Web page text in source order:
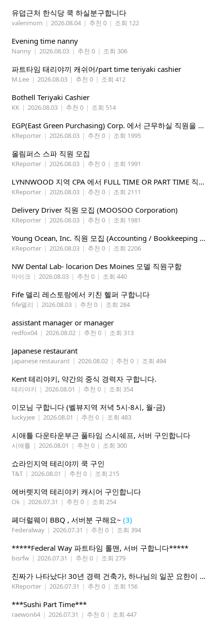
유덥근처 한식당 쿡 하실분구합니다
valenmom | 2026.08.04 | 추천 0 | 조회 122
Evening time nanny
Nanny | 2026.08.03 | 추천 0 | 조회 306
파트타임 태리야끼 캐쉬어/part time teriyaki cashier
M.Lee | 2026.08.03 | 추천 0 | 조회 412
Bothell Teriyaki Cashier
KK | 2026.08.03 | 추천 0 | 조회 514
EGP(East Green Purchasing) Corp. 에서 근무하실 직원을 아래와 같이 모집합니다.
KReporter | 2026.08.03 | 추천 0 | 조회 1995
올림퍼스 스파 직원 모집
KReporter | 2026.08.03 | 추천 0 | 조회 1991
LYNNWOOD 지역 CPA 에서 FULL TIME OR PART TIME 직원을 찾습니다
KReporter | 2026.08.03 | 추천 0 | 조회 2111
Delivery Driver 직원 모집 (MOOSOO Corporation)
KReporter | 2026.08.03 | 추천 0 | 조회 1981
Young Ocean, Inc. 직원 모집 (Accounting / Bookkeeping 분야)
KReporter | 2026.08.03 | 추천 0 | 조회 2206
NW Dental Lab- locarion Des Moines 모델 직원구함
마이크 | 2026.08.03 | 추천 0 | 조회 440
Fife 델리 레스토랑에서 키친 헬퍼 구합니다
fife델리 | 2026.08.03 | 추천 0 | 조회 284
assistant manager or manager
redfox04 | 2026.08.02 | 추천 0 | 조회 313
Japanese restaurant
Japanese restaurant | 2026.08.02 | 추천 0 | 조회 494
Kent 테리야키, 약간의 중식 경력자 구합니다.
테리야키 | 2026.08.01 | 추천 0 | 조회 354
이모님 구합니다 (벨뷰지역 저녁 5시-8시, 월-금)
luckyjee | 2026.08.01 | 추천 0 | 조회 483
시애틀 다운타운부근 풀타임 스시쉐프, 서버 구인합니다
시애틀 | 2026.08.01 | 추천 0 | 조회 300
쇼라인지역 테리야끼 쿡 구인
T&T | 2026.08.01 | 추천 0 | 조회 215
에버렛지역 테리야키 캐시어 구인합니다
Ok | 2026.07.31 | 추천 0 | 조회 254
페더럴웨이 BBQ , 서버분 구해요~ (3)
Federalway | 2026.07.31 | 추천 0 | 조회 394
*****Federal Way 파트타임 롤맨, 서버 구합니다*****
bisrfw | 2026.07.31 | 추천 0 | 조회 279
진짜가 나타났다! 30년 경력 건축가, 하나님의 일꾼 요한이 책임 시공합니다.
KReporter | 2026.07.31 | 추천 0 | 조회 156
***Sushi Part Time***
raewon64 | 2026.07.31 | 추천 0 | 조회 447